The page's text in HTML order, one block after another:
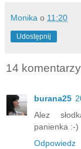
Monika o 11:20
Udostępnij
14
burana25
Alez
panienka :-)
Odpowiedz